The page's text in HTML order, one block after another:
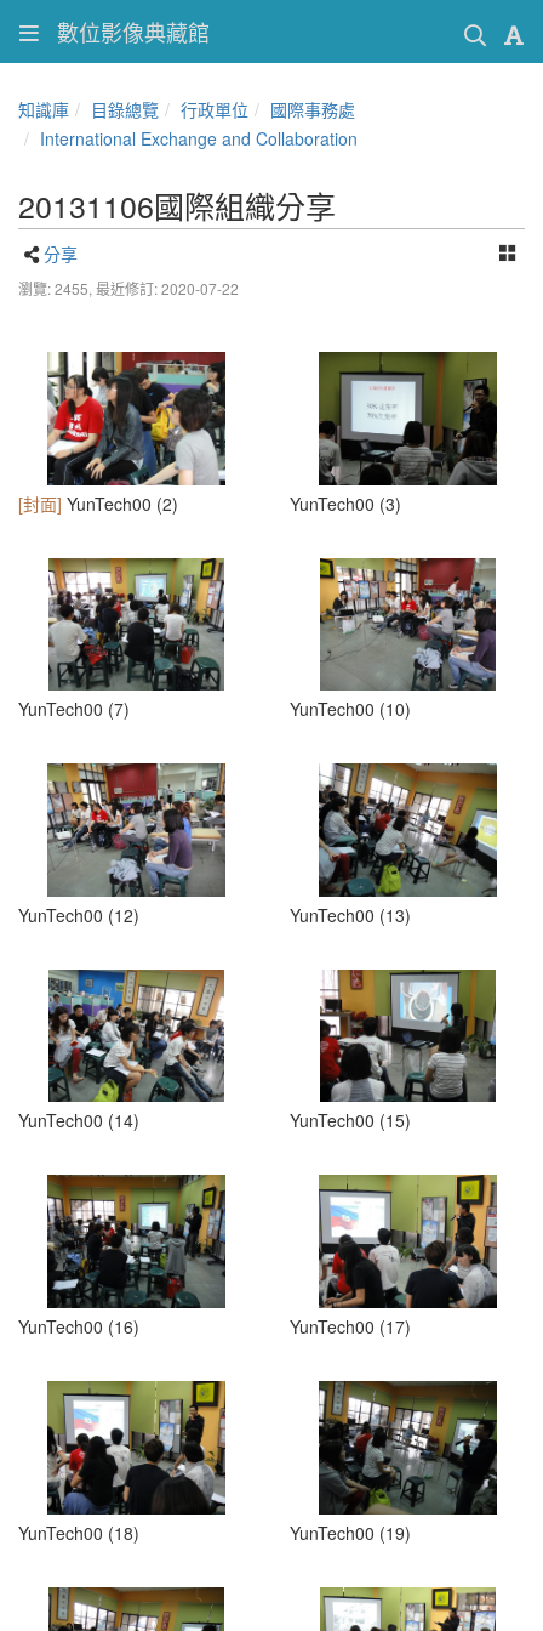
數位影像典藏館
知識庫 目錄總覽 行政單位
國際事務處
International Exchange and Collaboration
20131106國際組織分享
分享
瀏覽: 2455, 最近修訂: 2020-07-22
[封面] YunTech00 (2) YunTech00 (3)
YunTech00 (7) YunTech00 (10)
YunTech00 (12) YunTech00 (13)
YunTech00 (14) YunTech00 (15)
YunTech00 (16) YunTech00 (17)
YunTech00 (18) YunTech00 (19)